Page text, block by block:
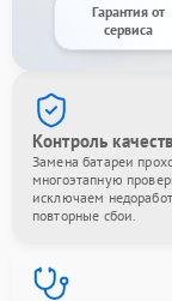
Гарантия от
сервиса
Контроль
Замена батареи
многоэтапную
исключаем
повторные сбои.